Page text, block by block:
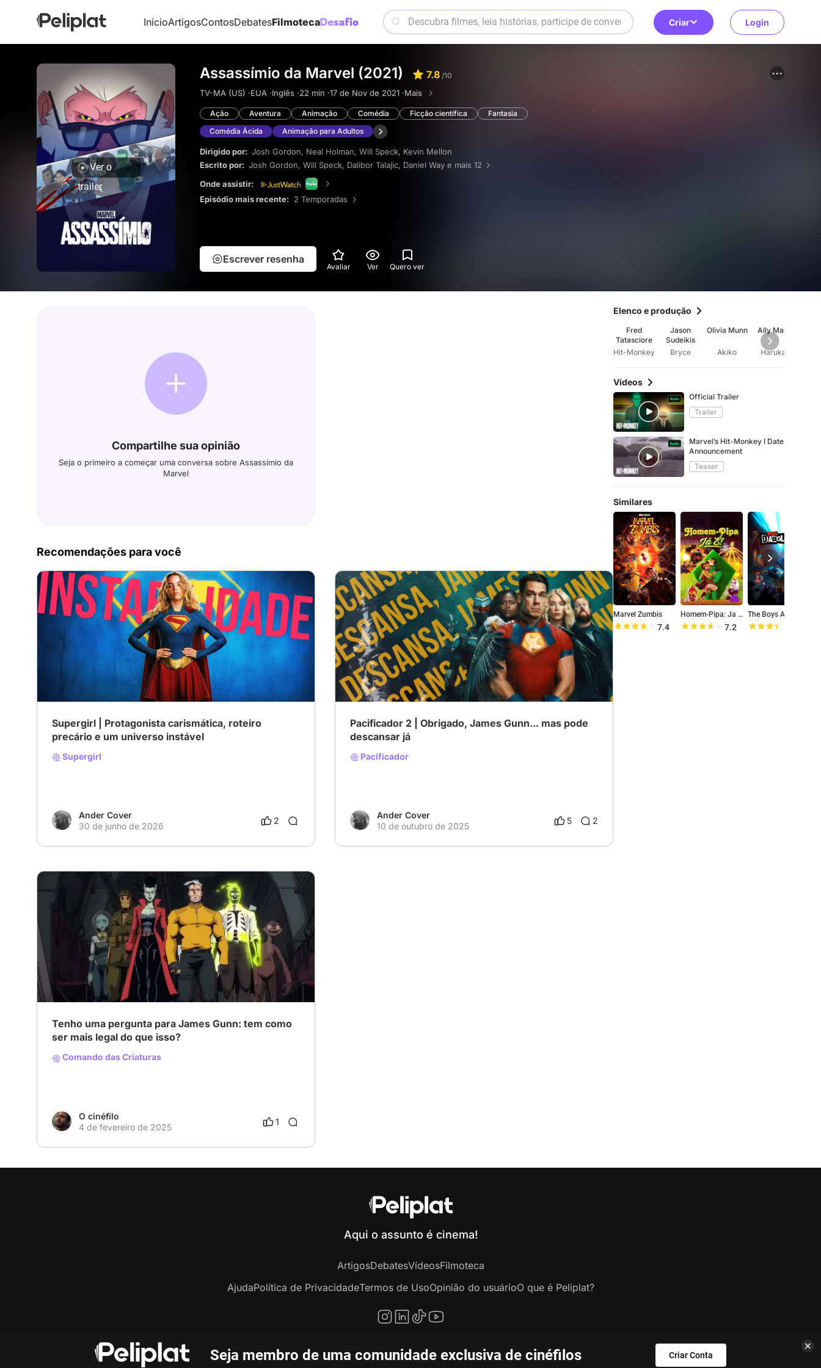
InícioArtigosContosDebatesFilmoteca Criar Login
Ver o
trailer
Assassímio da Marvel (2021) 7.8 /10
TV-MA (US) ·EUA ·Inglês ·22 min ·17 de Nov de 2021 ·Mais
Ação Aventura Animação Comédia Ficção científica
Fantasia
Comédia Ácida
Animação para Adultos
Dirigido por: Josh Gordon, Neal Holman, Will Speck, Kevin Mellon
Escrito por: Josh Gordon, Will Speck, Dalibor Talajic, Daniel Way e mais 12
Onde assistir:
Episódio mais recente: 2 Temporadas
Escrever resenha
Avaliar Ver Quero ver
Compartilhe sua opinião
Seja o primeiro a começar uma conversa sobre Assassímio da
Marvel
Recomendações para você
Supergirl | Protagonista carismática, roteiro
precário e um universo instável
Supergirl
Ander Cover
30 de junho de 2026
2
Pacificador 2 | Obrigado, James Gunn... mas pode
descansar já
Pacificador
Ander Cover
10 de outubro de 2025
5 2
Tenho uma pergunta para James Gunn: tem como
ser mais legal do que isso?
Comando das Criaturas
O cinéfilo
4 de fevereiro de 2025
1
Elenco e produção
Fred
Tatasciore
Hit-Monkey
Jason
Sudeikis
Bryce
Olivia Munn
Akiko
Ally Maki
Haruka
Vídeos
Official Trailer
Trailer
Marvel’s Hit-Monkey I Date
Announcement
Teaser
Similares
Marvel Zumbis
7.4
Homem-Pipa: Ja É!
7.2
Seja membro de uma comunidade exclusiva de cinéfilos Criar Conta
Aqui o assunto é cinema!
ArtigosDebatesVídeosFilmoteca
AjudaPolítica de PrivacidadeTermos de UsoOpinião do usuárioO que é Peliplat?